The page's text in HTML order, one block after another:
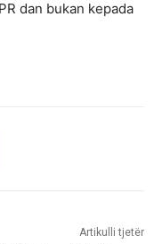
dan bukan kepada
Artikulli tjetër